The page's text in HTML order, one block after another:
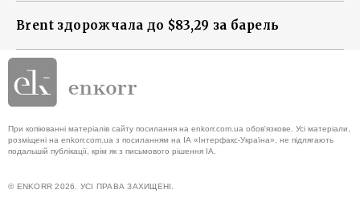
Brent здорожчала до $83,29 за барель
При копіюванні матеріалів сайту посилання на enkorr.com.ua обов'язкове. Усі матеріали,
розміщені на enkorr.com.ua з посиланням на ІА «Інтерфакс-Україна», не підлягають
подальшій публікації, крім як з письмового рішення ІА.
© ENKORR 2026. УСІ ПРАВА ЗАХИЩЕНІ.